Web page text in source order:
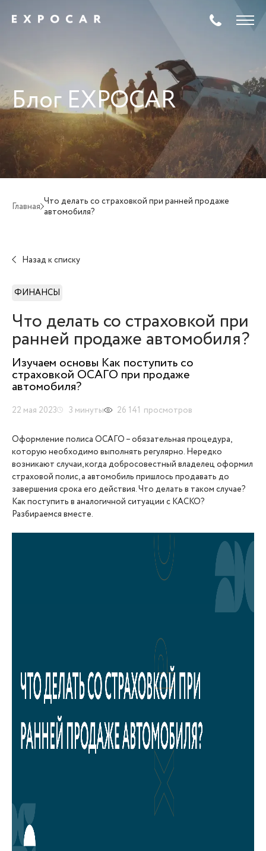
Блог EXPOCAR
Главная Что делать со страховкой при ранней продаже
автомобиля?
Назад к списку
ФИНАНСЫ
Что делать со страховкой при
ранней продаже автомобиля?
Изучаем основы Как поступить со
страховкой ОСАГО при продаже
автомобиля?
22 мая 2023 3 минуты 26 141 просмотров
Оформление полиса ОСАГО – обязательная процедура,
которую необходимо выполнять регулярно. Нередко
возникают случаи, когда добросовестный владелец оформил
страховой полис, а автомобиль пришлось продавать до
завершения срока его действия. Что делать в таком случае?
Как поступить в аналогичной ситуации с КАСКО?
Разбираемся вместе.